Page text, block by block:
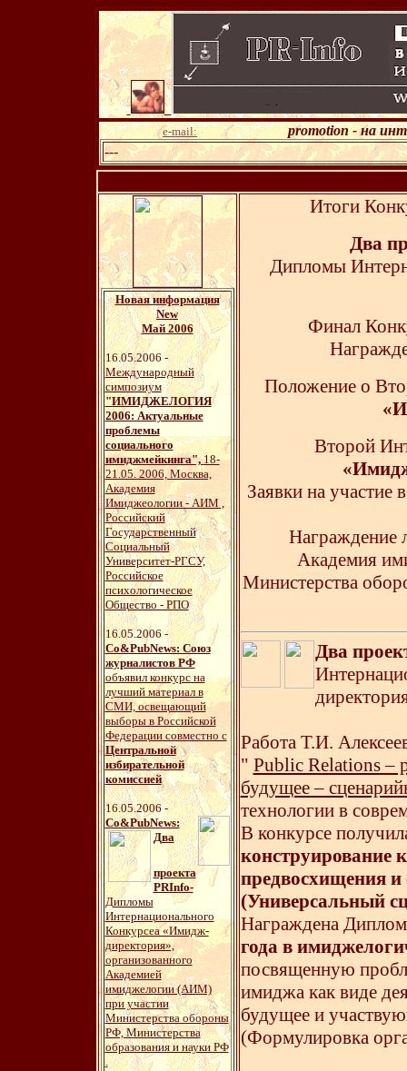
e-mail:
promotion - на
---
Новая информация
New
Май 2006
16.05.2006 -
Международный
симпозиум
"ИМИДЖЕЛОГИЯ
2006: Актуальные
проблемы
социального
имиджмейкинга",18-
21.05. 2006, Москва,
Академия
Имиджеологии - АИМ ,
Российский
Государственный
Социальный
Университет-РГСУ,
Российское
психологическое
Общество - РПО
16.05.2006 -
Со&PubNews: Союз
журналистов РФ
объявил конкурс на
лучший материал в
СМИ, освещающий
выборы в Российской
Федерации совместно с
Центральной
избирательной
комиссией
16.05.2006 -
Со&PubNews:
Два
проекта
PRInfo-
Дипломы
Интернационального
Конкурсеа «Имидж-
директория»,
организованного
Академией
имиджелогии (АИМ)
при участии
Министерства обороны
РФ, Министерства
образования и науки РФ
.
Итоги
Два
Дипломы
Финал
Положение о
Второй
Заявки на участие
Награждение
Академия
Министерства
Два
Работа Т.И.
" Public Relations –
будущее –
технологии в
В конкурсе
конструирование
предвосхищения и
(Универсальный
Награждена
года в
посвященную
имиджа как виде
будущее и
(Формулировка